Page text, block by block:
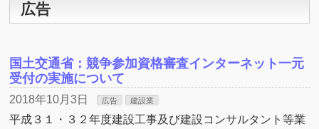
広告
国土交通省：競争参加資格審査インターネット一元
受付の実施について
2018年10月3日 広告 建設業
平成３１・３２年度建設工事及び建設コンサルタント等業